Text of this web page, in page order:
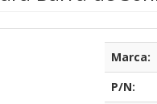
Marca:
P/N: